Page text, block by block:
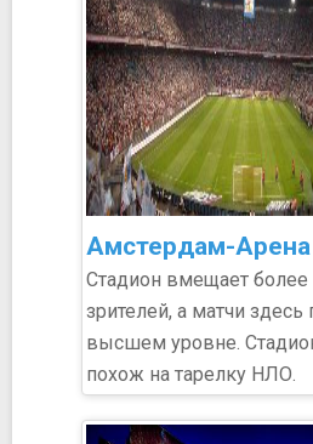
Амстердам-Арена
Стадион вмещает более
зрителей, а матчи здесь
высшем уровне.
похож на тарелку НЛО.